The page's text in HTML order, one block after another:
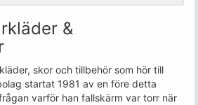
&
skor och tillbehör som hör till
startat 1981 av en före detta
varför han fallskärm var torr när